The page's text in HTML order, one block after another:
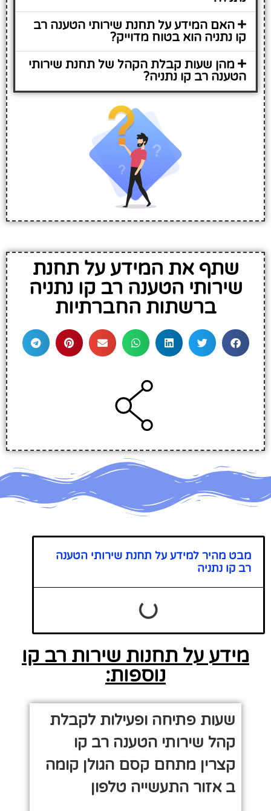
האם המידע על תחנת שירותי הטענה רב
קו נתניה הוא בטוח מדוייק?
מהן שעות קבלת הקהל של תחנת שירותי
הטענה רב קו נתניה?
שתף את המידע על תחנת
שירותי הטענה רב קו נתניה
ברשתות החברתיות
מבט מהיר למידע על תחנת שירותי הטענה
רב קו נתניה
מידע על תחנות שירות רב קו
נוספות:
שעות פתיחה ופעילות לקבלת
קהל שירותי הטענה רב קו
קצרין מתחם קסם הגולן קומה
ב אזור התעשייה טלפון